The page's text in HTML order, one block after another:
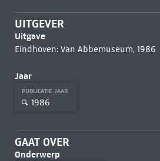
UITGEVER
Uitgave
Eindhoven: Van Abbemuseum, 1986
Jaar
PUBLICATIE JAAR
1986
GAAT OVER
Onderwerp